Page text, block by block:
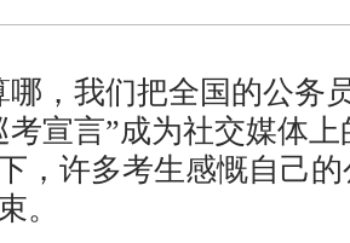
我们把全国的公务
考宣言”成为社交媒体
，许多考生感慨自己
。